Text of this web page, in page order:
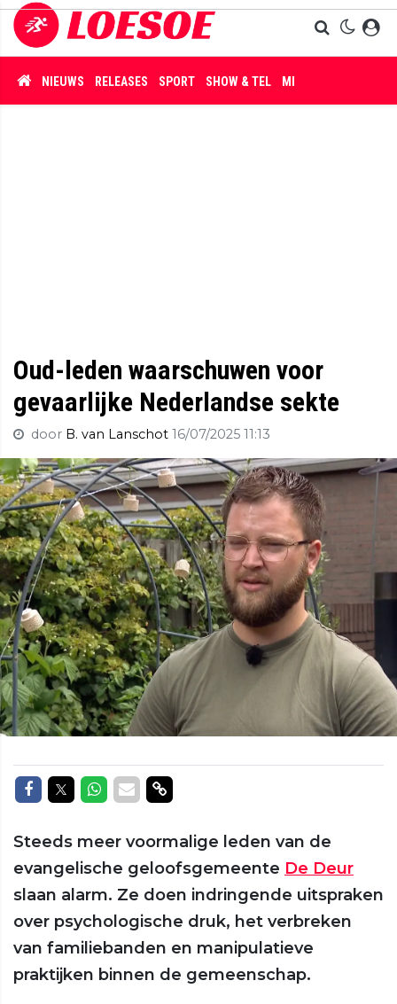
NIEUWS RELEASES SPORT SHOW & TEL MISDAAD
Oud-leden waarschuwen voor
gevaarlijke Nederlandse sekte
door B. van Lanschot 16/07/2025 11:13
Delen op Facebook
Delen op Twitter
Delen op Whatsapp
Delen via Mail
Delen via link
Steeds meer voormalige leden van de
evangelische geloofsgemeente De Deur
slaan alarm. Ze doen indringende uitspraken
over psychologische druk, het verbreken
van familiebanden en manipulatieve
praktijken binnen de gemeenschap.